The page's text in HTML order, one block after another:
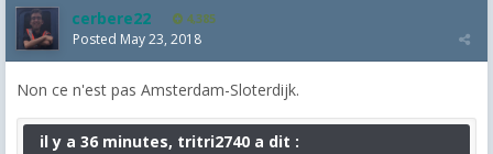
cerbere22 4,385
Posted May 23, 2018
Non ce n'est pas Amsterdam-Sloterdijk.
il y a 36 minutes, tritri2740 a dit :